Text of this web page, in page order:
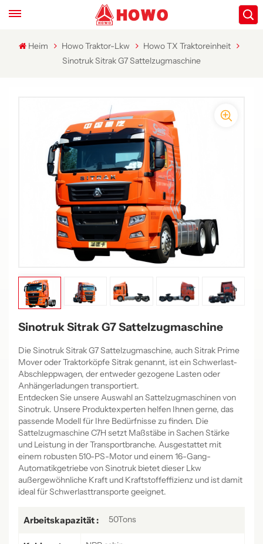
Heim Howo Traktor-Lkw
Howo TX Traktoreinheit
Sinotruk Sitrak G7 Sattelzugmaschine
Sinotruk Sitrak G7 Sattelzugmaschine
Die Sinotruk Sitrak G7 Sattelzugmaschine, auch Sitrak Prime
Mover oder Traktorköpfe Sitrak genannt, ist ein Schwerlast-
Abschleppwagen, der entweder gezogene Lasten oder
Anhängerladungen transportiert.
Entdecken Sie unsere Auswahl an Sattelzugmaschinen von
Sinotruk. Unsere Produktexperten helfen Ihnen gerne, das
passende Modell für Ihre Bedürfnisse zu finden. Die
Sattelzugmaschine C7H setzt Maßstäbe in Sachen Stärke
und Leistung in der Transportbranche. Ausgestattet mit
einem robusten 510-PS-Motor und einem 16-Gang-
Automatikgetriebe von Sinotruk bietet dieser Lkw
außergewöhnliche Kraft und Kraftstoffeffizienz und ist damit
ideal für Schwerlasttransporte geeignet.
Arbeitskapazität : 50Tons